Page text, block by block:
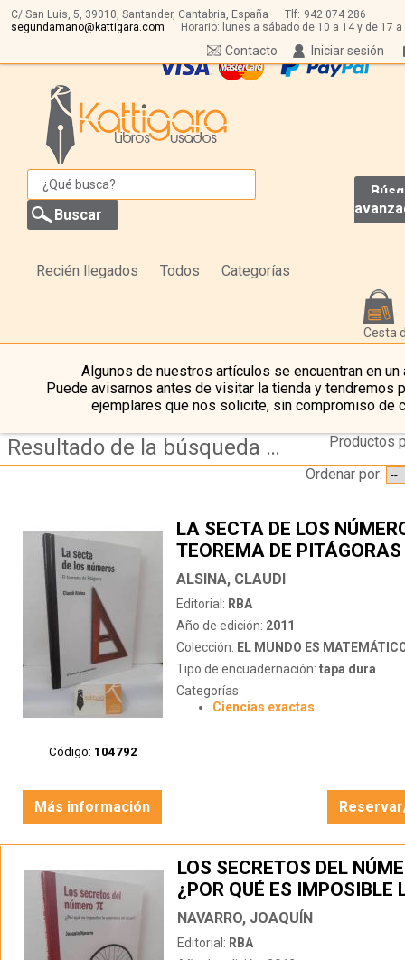
C/ San Luis, 5, 39010, Santander, Cantabria, España Tlf: 942 074 286
segundamano@kattigara.com
Horario: lunes a sábado de 10 a 14 y de 17 a
Iniciar sesión
Contacto
Recién llegados Todos Categorías
Cesta
Algunos de nuestros artículos se encuentran en un
Puede avisarnos antes de visitar la tienda y tendremos
ejemplares que nos solicite, sin compromiso de
Resultado de la búsqueda de coleccion el mundo es matematico
Productos
Ordenar por:
Código: 104792
LA SECTA DE LOS
TEOREMA DE PITÁGORAS
ALSINA, CLAUDI
Editorial: RBA
Año de edición: 2011
Colección: EL MUNDO ES
Tipo de encuadernación: tapa dura
Categorías:
Ciencias exactas
Más información
LOS SECRETOS DEL
¿POR QUÉ ES IMPOSIBLE
CUADRATURA DEL
NAVARRO, JOAQUÍN
Editorial: RBA